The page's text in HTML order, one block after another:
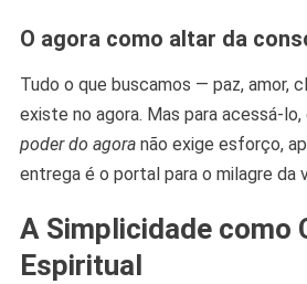
O agora como altar da
Tudo o que buscamos — paz, amor,
existe no agora. Mas para acessá-lo,
poder do agoranão exige esforço,
entrega é o portal para o milagre da
A Simplicidade como
Espiritual